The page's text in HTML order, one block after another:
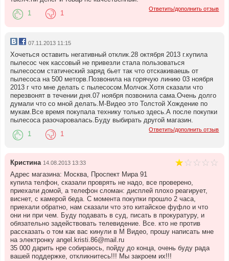
Ответить/дополнить отзыв
1 1
07.11.2013 11:15
Хочеться оставить негативный отклик.28 октября 2013 г.купила
пылесос чек кассовый не привезли стала пользоваться
пылесосом статический заряд бьет так что отскакиваешь от
пылесоса на 500 меторв.Позвонила на горячую линию 03 ноября
2013 г что мне делать с пылесосом.Молчок.Хотя сказали что
перезвонят в течении дня.07 ноября позвонила сама.Очень долго
думали что со мной делать.М-Видео это Толстой Хождение по
мукам.Все время покупала технику только здесь.А после покупки
пылесоса разочаровалась.Буду выбирать другой магазин.
Ответить/дополнить отзыв
1 1
Кристина 14.08.2013 13:33
Адрес магазина: Москва, Проспект Мира 91
купила телфон, сказали проврять не надо, все проверено,
приехали домой, а телефон сломан: дисплей плохо реагирует,
виснет, с камерой беда. С момента покупки прошло 2 часа,
приехали обратно, нам сказали что это китайское фуфло и что
они ни при чем. Буду подавать в суд, писать в прокуратуру, и
обязательно задействовать телевидение. Все. кто не против
рассказать о том как вас кинули в М Видео, прошу написать мне
на электронку angel.kristi.86@mail.ru
35 000 дарить нре собираюсь, пойду до конца, очень буду рада
вашей поддержке, откликнитесь!!! Мы закроем их!!!